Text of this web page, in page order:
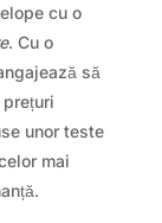
cu o
. Cu o
să
unor teste
mai